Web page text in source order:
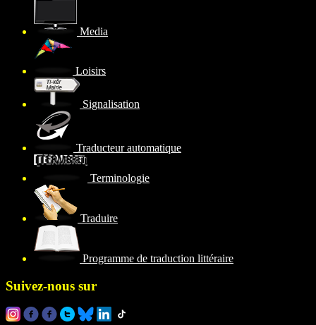
Media
Loisirs
Signalisation
Traducteur automatique
Terminologie
Traduire
Programme de traduction littéraire
Suivez-nous sur